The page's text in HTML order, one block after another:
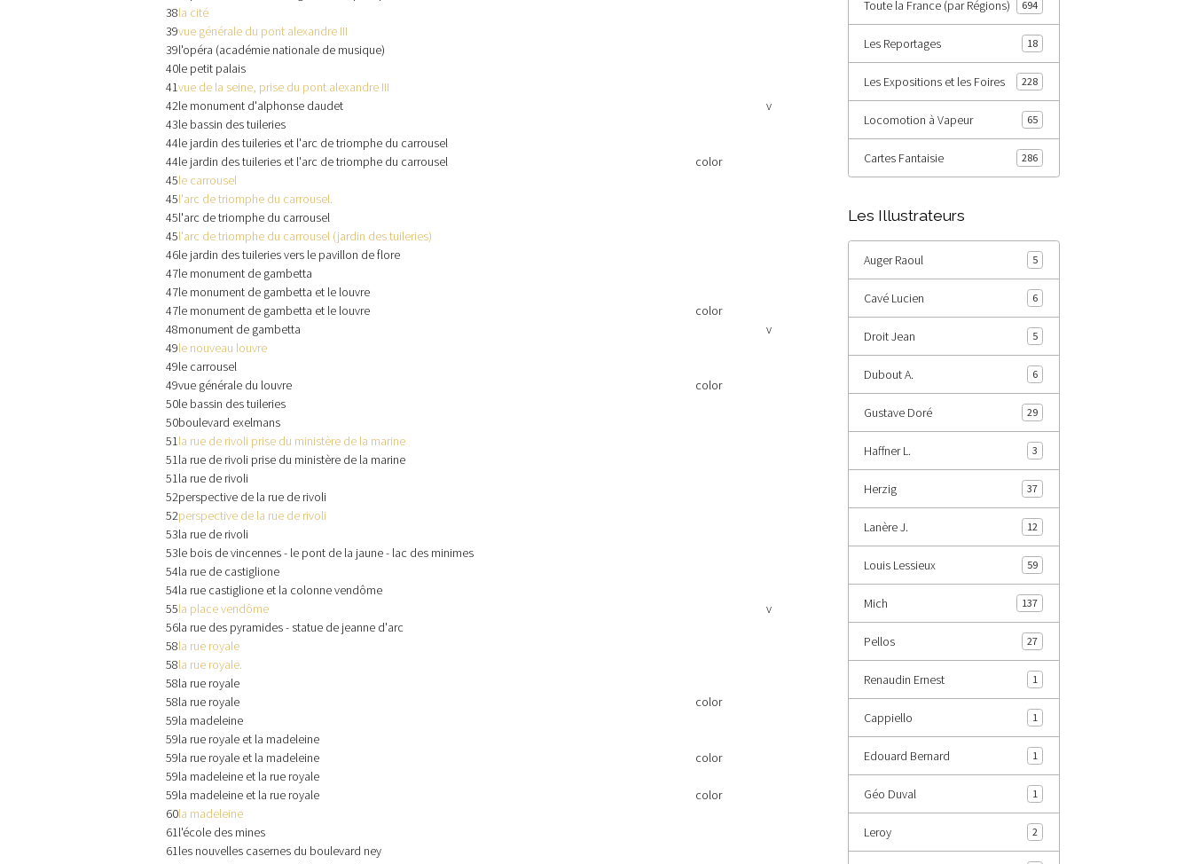
38la cité
39vue générale du pont alexandre III
39l'opéra (académie nationale de musique)
40le petit palais
41vue de la seine, prise du pont alexandre III
42le monument d'alphonse daudet
v
43le bassin des tuileries
44le jardin des tuileries et l'arc de triomphe du carrousel
44le jardin des tuileries et l'arc de triomphe du carrousel
color
45le carrousel
45l'arc de triomphe du carrousel.
45l'arc de triomphe du carrousel
45l'arc de triomphe du carrousel (jardin des tuileries)
46le jardin des tuileries vers le pavillon de flore
47le monument de gambetta
47le monument de gambetta et le louvre
47le monument de gambetta et le louvre
color
48monument de gambetta
v
49le nouveau louvre
49le carrousel
49vue générale du louvre
color
50le bassin des tuileries
50boulevard exelmans
51la rue de rivoli prise du ministère de la marine
51la rue de rivoli prise du ministère de la marine
51la rue de rivoli
52perspective de la rue de rivoli
52perspective de la rue de rivoli
53la rue de rivoli
53le bois de vincennes - le pont de la jaune - lac des minimes
54la rue de castiglione
54la rue castiglione et la colonne vendôme
55la place vendôme
v
56la rue des pyramides - statue de jeanne d'arc
58la rue royale
58la rue royale.
58la rue royale
58la rue royale
color
59la madeleine
59la rue royale et la madeleine
59la rue royale et la madeleine
color
59la madeleine et la rue royale
59la madeleine et la rue royale
color
60la madeleine
61l'école des mines
61les nouvelles casernes du boulevard ney
Toute la France (par Régions) 694
Les Reportages 18
Les Expositions et les Foires 228
Locomotion à Vapeur 65
Cartes Fantaisie 286
Les Illustrateurs
Auger Raoul 5
Cavé Lucien 6
Droit Jean 5
Dubout A. 6
Gustave Doré 29
Haffner L. 3
Herzig 37
Lanère J. 12
Louis Lessieux 59
Mich 137
Pellos 27
Renaudin Ernest 1
Cappiello 1
Edouard Bernard 1
Géo Duval 1
Leroy 2